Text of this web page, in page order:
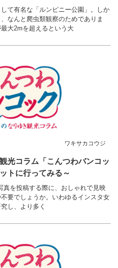
て有名な「ルンピニー公園」。しか
なんと爬虫類観察のためでありま
大2mを超えるという大
ワキサカコウジ
光コラム「こんつわバンコッ
トに行ってみる～
真を投稿する際に、おしゃれで見映
要でしょうか。いわゆるインスタ女
し、より多く